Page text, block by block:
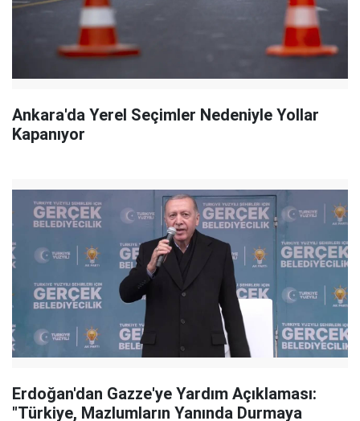
Ankara'da Yerel Seçimler Nedeniyle Yollar
Kapanıyor
Erdoğan'dan Gazze'ye Yardım Açıklaması:
"Türkiye, Mazlumların Yanında Durmaya